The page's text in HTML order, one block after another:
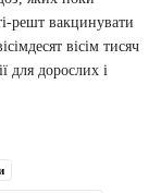
решт вакцинувати
вісім тисяч
для дорослих і